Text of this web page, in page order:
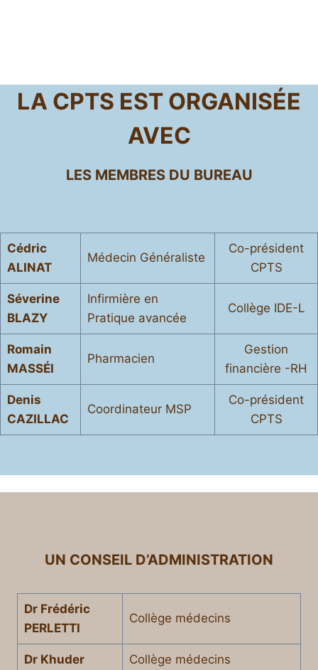
LA CPTS EST ORGANISÉE
AVEC
LES MEMBRES DU BUREAU
Cédric
ALINAT
Médecin Généraliste
Co-président
CPTS
Séverine
BLAZY
Infirmière en
Pratique avancée
Collège IDE-L
Romain
MASSÉI
Pharmacien
Gestion
financière -RH
Denis
CAZILLAC
Coordinateur MSP
Co-président
CPTS
UN CONSEIL D’ADMINISTRATION
Dr Frédéric
PERLETTI
Collège médecins
Dr Khuder Collège médecins